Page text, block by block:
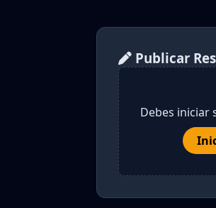
Publicar
Debes iniciar